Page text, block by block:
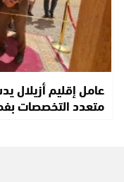
عامل إقليم أزيلال
متعدد التخصصات